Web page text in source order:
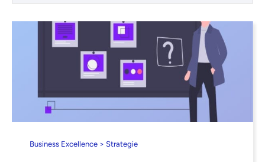
Business Excellence > Strategie